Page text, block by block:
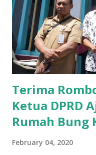
UMKM, karena
memberikan sosialisasi
yakin masyarakat sangat
akrab dipanggil Gus
MEA, seharusnya
dana pinjaman unt...
Terima
Ketua DPRD
Rumah Bung
February 04, 2020